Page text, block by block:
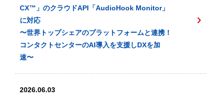
CX™️」のクラウドAPI「AudioHook Monitor」
に対応
〜世界トップシェアのプラットフォームと連携！
コンタクトセンターのAI導入を支援しDXを加
速〜
2026.06.03